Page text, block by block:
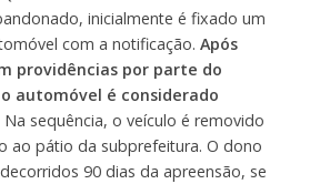
inicialmente é fixado um
com a notificação. Após
providências por parte do
automóvel é considerado
Na sequência, o veículo é removido
ao pátio da subprefeitura. O dono
90 dias da apreensão, se